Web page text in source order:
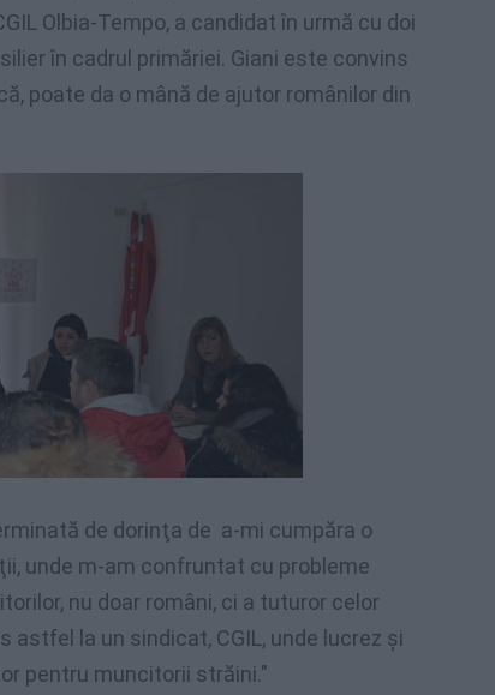
Olbia-Tempo, a candidat în urmă cu doi
în cadrul primăriei. Giani este convins
, poate da o mână de ajutor românilor din
de dorinţa de a-mi cumpăra o
, unde m-am confruntat cu probleme
, nu doar români, ci a tuturor celor
astfel la un sindicat, CGIL , unde lucrez şi
pentru muncitorii străini."